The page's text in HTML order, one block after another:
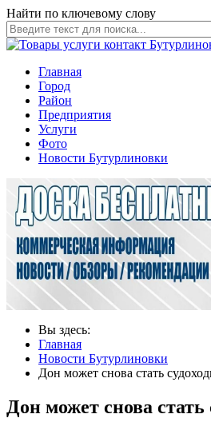
Найти по ключевому слову
Главная
Город
Район
Предприятия
Услуги
Фото
Новости Бутурлиновки
Вы здесь:
Главная
Новости Бутурлиновки
Дон может снова стать
Дон может снова стать